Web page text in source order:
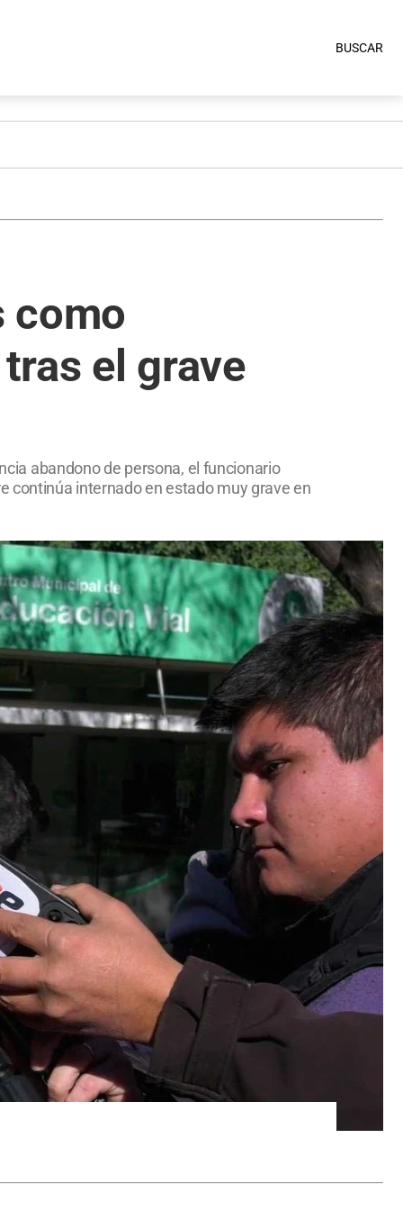
BUSCAR
como
el grave
abandono de persona, el funcionario
continúa internado en estado muy grave en